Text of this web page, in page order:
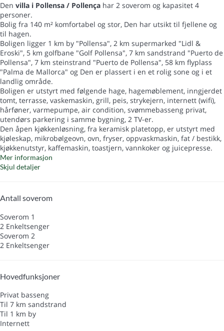
Den villa i Pollensa / Pollença har 2 soverom og kapasitet 4
personer.
Bolig fra 140 m² komfortabel og stor, Den har utsikt til fjellene og
til hagen.
Boligen ligger 1 km by "Pollensa", 2 km supermarked "Lidl &
Eroski", 5 km golfbane "Golf Pollensa", 7 km sandstrand "Puerto de
Pollensa", 7 km steinstrand "Puerto de Pollensa", 58 km flyplass
"Palma de Mallorca" og Den er plassert i en et rolig sone og i et
landlig område.
Boligen er utstyrt med følgende hage, hagemøblement, inngjerdet
tomt, terrasse, vaskemaskin, grill, peis, strykejern, internett (wifi),
hårføner, varmepumpe, air condition, svømmebasseng privat,
utendørs parkering i samme bygning, 2 TV-er.
Den åpen kjøkkenløsning, fra keramisk platetopp, er utstyrt med
kjøleskap, mikrobølgeovn, ovn, fryser, oppvaskmaskin, fat / bestikk,
kjøkkenutstyr, kaffemaskin, toastjern, vannkoker og juicepresse.
Mer informasjon
Skjul detaljer
Antall soverom
Soverom 1
2 Enkeltsenger
Soverom 2
2 Enkeltsenger
Hovedfunksjoner
Privat basseng
Til 7 km sandstrand
Til 1 km by
Internett